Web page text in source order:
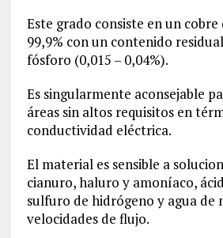
Este grado consiste en un cobre
99,9% con un contenido
fósforo (0,015 – 0,04%).
Es singularmente aconsejable
áreas sin altos requisitos en
conductividad eléctrica.
El material es sensible a
cianuro, haluro y amoníaco,
sulfuro de hidrógeno y agua de
velocidades de flujo.